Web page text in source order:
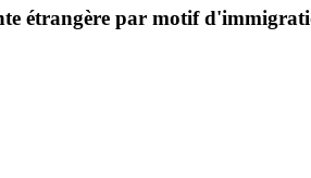
étrangère par motif